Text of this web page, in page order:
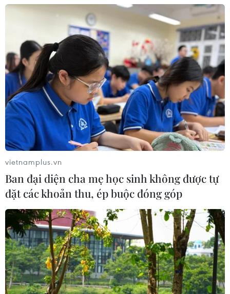
06/08/2026 12:58
Trung Quốc vận hành giàn phát điện
gió nổi đầu tiên chịu được bão cấp 17
06/08/2026 11:20
Cao điểm "100 ngày chuyển đổi số":
Chuyển động từ cơ sở
Israel và Việt Nam hợp tác trong
ngành bán dẫn và công nghệ cao
06/08/2026 09:40
Meta tung công cụ AI lập trình tự
động cho nhà phát triển
vietnamplus.vn
Ban đại diện cha mẹ học sinh không được tự
đặt các khoản thu, ép buộc đóng góp